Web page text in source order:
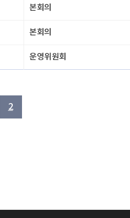
본회의
본회의
운영위원회
2